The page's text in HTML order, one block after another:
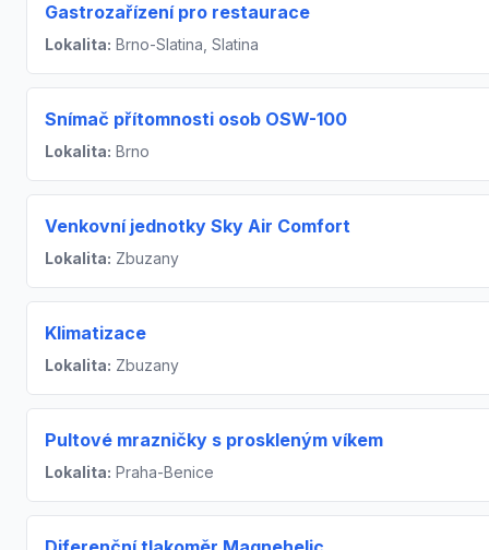
Gastrozařízení pro restaurace
Lokalita: Brno-Slatina, Slatina
Snímač přítomnosti osob OSW-100
Lokalita: Brno
Venkovní jednotky Sky Air Comfort
Lokalita: Zbuzany
Klimatizace
Lokalita: Zbuzany
Pultové mrazničky s proskleným víkem
Lokalita: Praha-Benice